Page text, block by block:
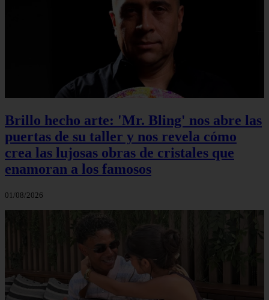
Brillo hecho arte: 'Mr. Bling' nos abre las
puertas de su taller y nos revela cómo
crea las lujosas obras de cristales que
enamoran a los famosos
01/08/2026